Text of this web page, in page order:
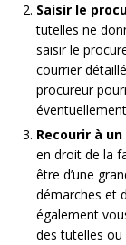
Saisir le
tutelles ne
saisir le
courrier
procureur
Recourir à
en droit de la
être d’une
démarches et
également
des tutelles ou